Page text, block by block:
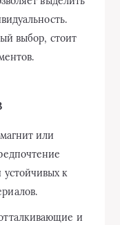
выбор, стоит
или
устойчивых к
и